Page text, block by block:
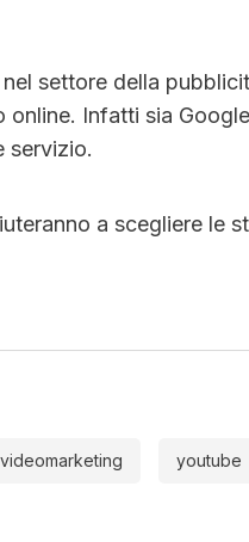
settore della
Infatti sia
servizio.
a scegliere le
videomarketing youtube